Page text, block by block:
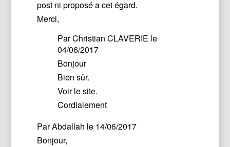
post ni proposé a cet égard.
Merci,
ParChristian CLAVERIE le
04/06/2017
Bonjour
Bien sûr.
Voir le site.
Cordialement
ParAbdallah le 14/06/2017
Bonjour,